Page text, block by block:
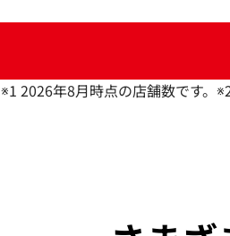
※1 2026年8月時点の店舗数です。